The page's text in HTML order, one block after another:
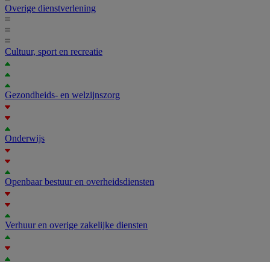
Overige dienstverlening
Cultuur, sport en recreatie
Gezondheids- en welzijnszorg
Onderwijs
Openbaar bestuur en overheidsdiensten
Verhuur en overige zakelijke diensten